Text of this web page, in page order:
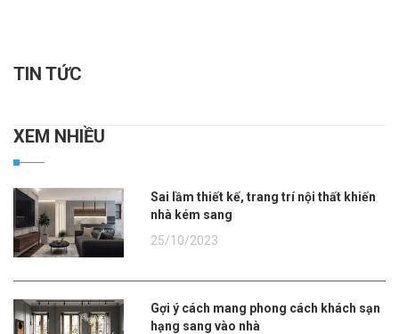
TIN TỨC
XEM NHIỀU
Sai lầm thiết kế, trang trí nội thất khiến
nhà kém sang
25/10/2023
Gợi ý cách mang phong cách khách sạn
hạng sang vào nhà